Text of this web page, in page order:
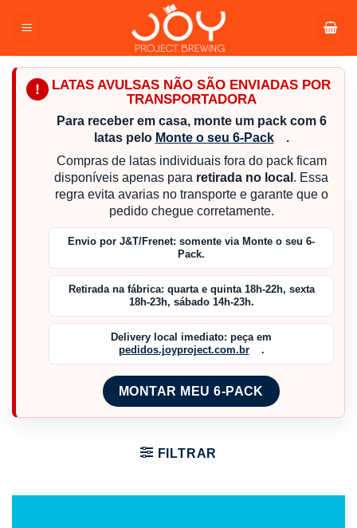
para
conteúdo
!
LATAS AVULSAS NÃO SÃO ENVIADAS POR
TRANSPORTADORA
Para receber em casa, monte um pack com 6
latas pelo Monte o seu 6-Pack
.
Compras de latas individuais fora do pack ficam
disponíveis apenas para retirada no local . Essa
regra evita avarias no transporte e garante que o
pedido chegue corretamente.
Envio por J&T/Frenet: somente via Monte o seu 6-
Pack.
Retirada na fábrica: quarta e quinta 18h-22h, sexta
18h-23h, sábado 14h-23h.
Delivery local imediato: peça em
pedidos.joyproject.com.br
.
MONTAR MEU 6-PACK
FILTRAR